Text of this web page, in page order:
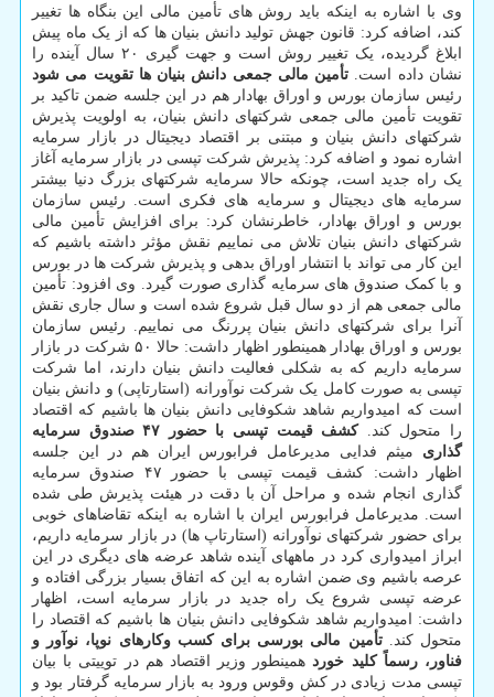
وی با اشاره به اینکه باید روش های تأمین مالی این بنگاه ها تغییر
کند، اضافه کرد: قانون جهش تولید دانش بنیان ها که از یک ماه پیش
ابلاغ گردیده، یک تغییر روش است و جهت گیری ۲۰ سال آینده را
نشان داده است. تأمین مالی جمعی دانش بنیان ها تقویت می شود
رئیس سازمان بورس و اوراق بهادار هم در این جلسه ضمن تاکید بر
تقویت تأمین مالی جمعی شرکتهای دانش بنیان، به اولویت پذیرش
شرکتهای دانش بنیان و مبتنی بر اقتصاد دیجیتال در بازار سرمایه
اشاره نمود و اضافه کرد: پذیرش شرکت تپسی در بازار سرمایه آغاز
یک راه جدید است، چونکه حالا سرمایه شرکتهای بزرگ دنیا بیشتر
سرمایه های دیجیتال و سرمایه های فکری است. رئیس سازمان
بورس و اوراق بهادار، خاطرنشان کرد: برای افزایش تأمین مالی
شرکتهای دانش بنیان تلاش می نماییم نقش مؤثر داشته باشیم که
این کار می تواند با انتشار اوراق بدهی و پذیرش شرکت ها در بورس
و با کمک صندوق های سرمایه گذاری صورت گیرد. وی افزود: تأمین
مالی جمعی هم از دو سال قبل شروع شده است و سال جاری نقش
آنرا برای شرکتهای دانش بنیان پررنگ می نماییم. رئیس سازمان
بورس و اوراق بهادار همینطور اظهار داشت: حالا ۵۰ شرکت در بازار
سرمایه داریم که به شکلی فعالیت دانش بنیان دارند، اما شرکت
تپسی به صورت کامل یک شرکت نوآورانه (استارتاپی) و دانش بنیان
است که امیدواریم شاهد شکوفایی دانش بنیان ها باشیم که اقتصاد
را متحول کند.
کشف قیمت تپسی با حضور ۴۷ صندوق سرمایه
گذاری میثم فدایی مدیرعامل فرابورس ایران هم در این جلسه
اظهار داشت: کشف قیمت تپسی با حضور ۴۷ صندوق سرمایه
گذاری انجام شده و مراحل آن با دقت در هیئت پذیرش طی شده
است. مدیرعامل فرابورس ایران با اشاره به اینکه تقاضاهای خوبی
برای حضور شرکتهای نوآورانه (استارتاپ ها) در بازار سرمایه داریم،
ابراز امیدواری کرد در ماههای آینده شاهد عرضه های دیگری در این
عرصه باشیم وی ضمن اشاره به این که اتفاق بسیار بزرگی افتاده و
عرضه تپسی شروع یک راه جدید در بازار سرمایه است، اظهار
داشت: امیدواریم شاهد شکوفایی دانش بنیان ها باشیم که اقتصاد را
متحول کند.تأمین مالی بورسی برای کسب وکارهای نوپا، نوآور و
فناور، رسماً کلید خوردهمینطور وزیر اقتصاد هم در توییتی با بیان
تپسی مدت زیادی در کش وقوس ورود به بازار سرمایه گرفتار بود و